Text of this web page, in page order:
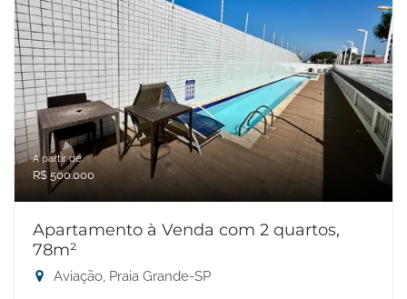
A partir de:
R$ 500.000
Apartamento à Venda com 2 quartos,
78m²
Aviação, Praia Grande-SP